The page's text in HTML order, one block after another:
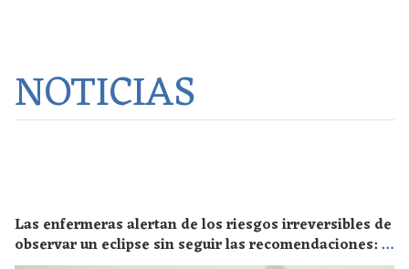
NOTICIAS
Las enfermeras alertan de los riesgos irreversibles de
observar un eclipse sin seguir las recomendaciones: la